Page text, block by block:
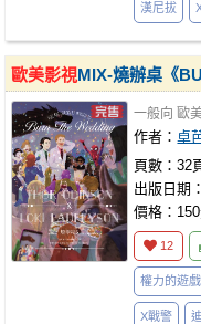
漢尼拔
歐美影視MIX-燒辦桌《
一般向 歐
作者：卓
頁數：32
出版日期
價格：
12
權力的遊戲
X戰警